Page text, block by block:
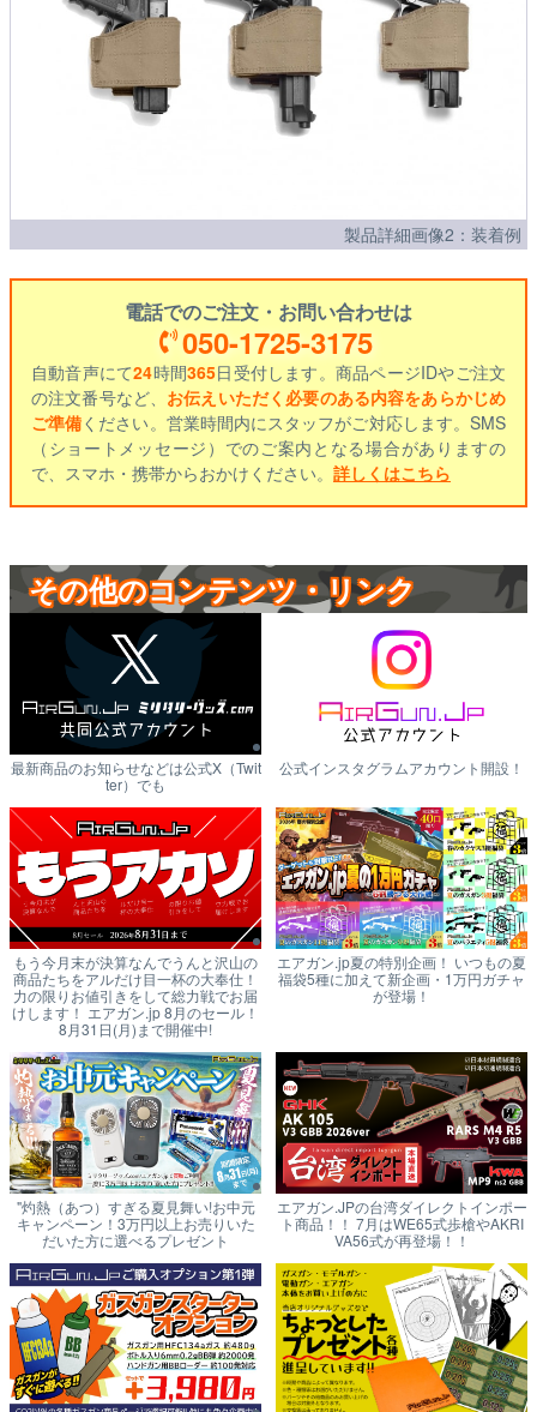
製品詳細画像2：装着例
電話でのご注文・お問い合わせは
050-1725-3175
自動音声にて24時間365日受付します。商品ページIDやご注文
の注文番号など、 お伝えいただく必要のある内容をあらかじめ
ご準備ください。営業時間内にスタッフがご対応します。SMS
（ショートメッセージ）でのご案内となる場合がありますの
で、スマホ・携帯からおかけください。 詳しくはこちら
その他のコンテンツ・リンク
最新商品のお知らせなどは公式X（Twit
ter）でも
公式インスタグラムアカウント開設！
もう今月末が決算なんでうんと沢山の
商品たちをアルだけ目一杯の大奉仕！
力の限りお値引きをして総力戦でお届
けします！ エアガン.jp 8月のセール！
8月31日(月)まで開催中!
エアガン.jp夏の特別企画！ いつもの夏
福袋5種に加えて新企画・1万円ガチャ
が登場！
"灼熱（あつ）すぎる夏見舞い!お中元
キャンペーン！3万円以上お売りいた
だいた方に選べるプレゼント
エアガン.JPの台湾ダイレクトインポー
ト商品！！ 7月はWE65式歩槍やAKRI
VA56式が再登場！！